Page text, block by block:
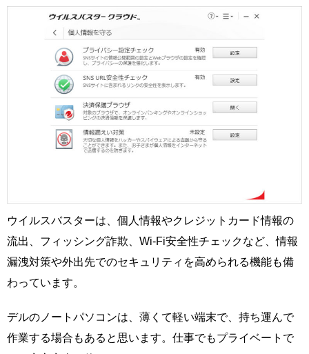
ウイルスバスターは、個人情報やクレジットカード情報の
流出、フィッシング詐欺、Wi-Fi安全性チェックなど、情報
漏洩対策や外出先でのセキュリティを高められる機能も備
わっています。
デルのノートパソコンは、薄くて軽い端末で、持ち運んで
作業する場合もあると思います。仕事でもプライベートで